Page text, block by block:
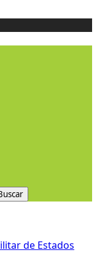
de Estados